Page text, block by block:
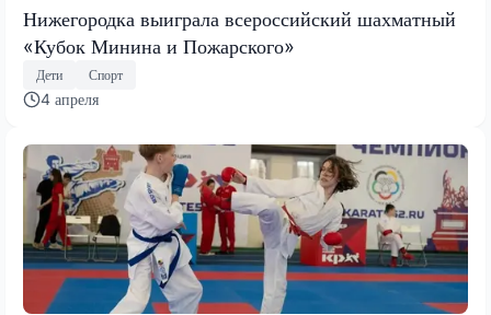
Нижегородка выиграла всероссийский шахматный
«Кубок Минина и Пожарского»
Дети Спорт
4 апреля